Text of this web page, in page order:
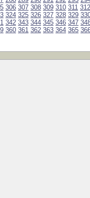
306 307 308 309 310 311 312
324 325 326 327 328 329
342 343 344 345 346 347
360 361 362 363 364 365